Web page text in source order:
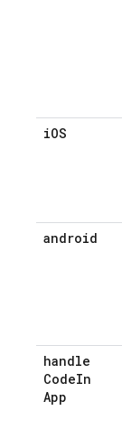
iOS
android
handle
CodeIn
App